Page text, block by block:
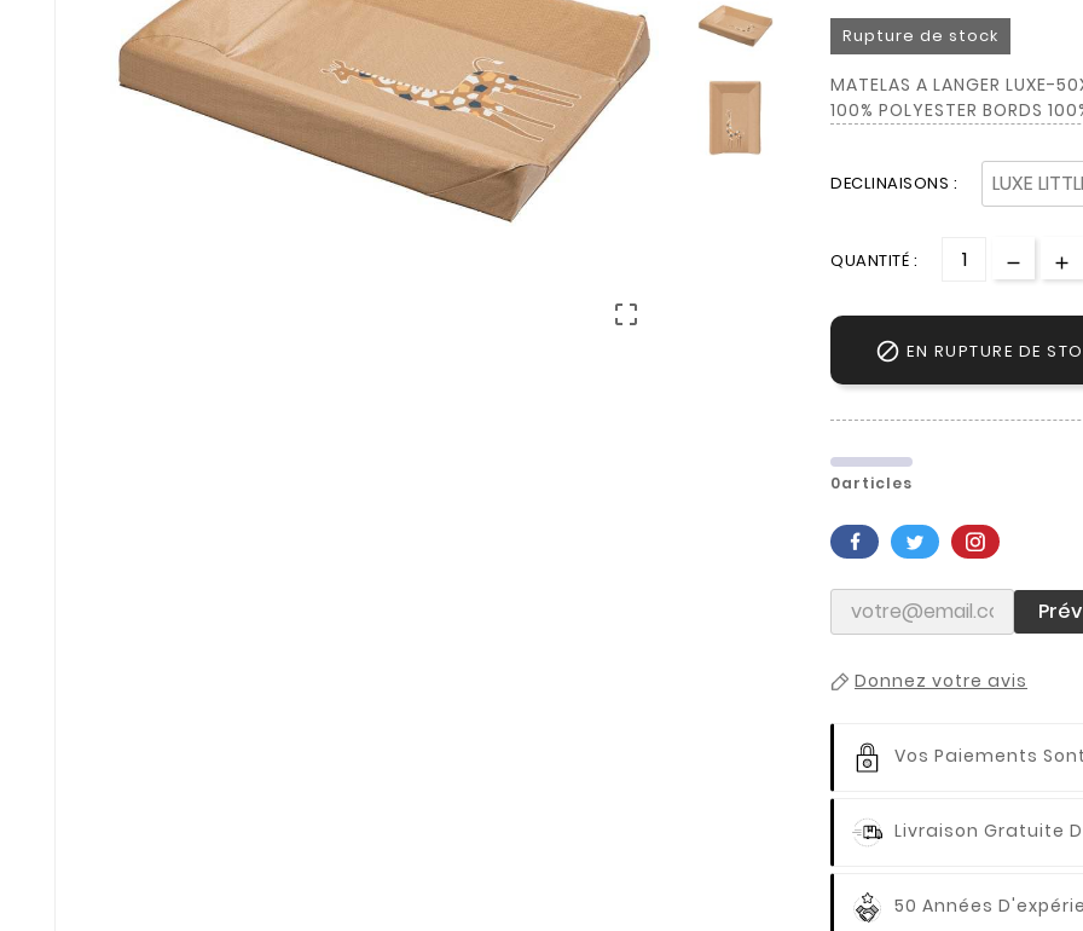

Rupture de stock
MATELAS A LANGER LUXE-
100% POLYESTER BORDS
DECLINAISONS :
QUANTITÉ :
 EN RUPTURE DE
0articles
Donnez votre avis
Vos Paiements
Livraison Gratuite
50 Années